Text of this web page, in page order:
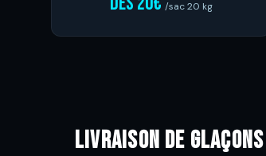
/sac 20 kg
Livraison de